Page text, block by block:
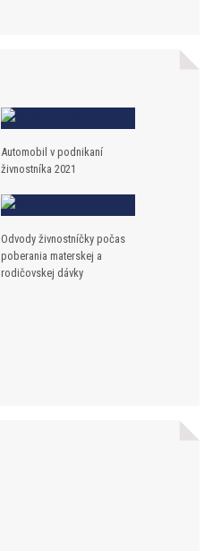
Automobil v podnikaní
živnostníka 2021
Odvody živnostníčky počas
poberania materskej a
rodičovskej dávky